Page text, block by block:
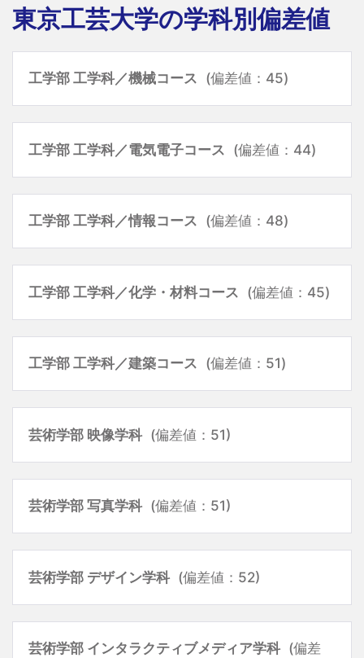
東京工芸大学の学科別偏差値
工学部 工学科／機械コース (偏差値：45)
工学部 工学科／電気電子コース (偏差値：44)
工学部 工学科／情報コース (偏差値：48)
工学部 工学科／化学・材料コース (偏差値：45)
工学部 工学科／建築コース (偏差値：51)
芸術学部 映像学科 (偏差値：51)
芸術学部 写真学科 (偏差値：51)
芸術学部 デザイン学科 (偏差値：52)
芸術学部 インタラクティブメディア学科 (偏差